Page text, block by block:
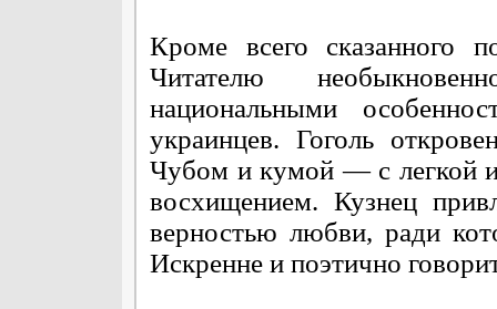
Кроме всего сказанного
Читателю
национальными
украинцев. Гоголь
Чубом и кумой — с легкой
восхищением. Кузнец
верностью любви, ради
Искренне и поэтично